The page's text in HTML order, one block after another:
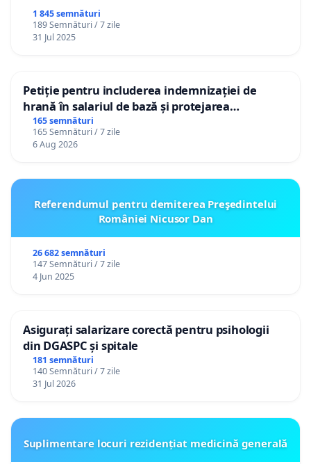
1 845 semnături
189 Semnături / 7 zile
31 Jul 2025
Petiție pentru includerea indemnizației de
hrană în salariul de bază și protejarea
gradațiilor de vechime pentru asistenții
personali
165 semnături
165 Semnături / 7 zile
6 Aug 2026
Referendumul pentru demiterea Preşedintelui
României Nicusor Dan
26 682 semnături
147 Semnături / 7 zile
4 Jun 2025
Asigurați salarizare corectă pentru psihologii
din DGASPC și spitale
181 semnături
140 Semnături / 7 zile
31 Jul 2026
Suplimentare locuri rezidențiat medicină generală